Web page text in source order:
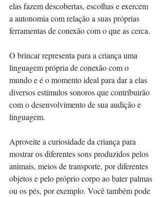
elas fazem descobertas, escolhas e exercem
a autonomia com relação a suas próprias
ferramentas de conexão com o que as cerca.
O brincar representa para a criança uma
linguagem própria de conexão com o
mundo e é o momento ideal para dar a elas
diversos estímulos sonoros que contribuirão
com o desenvolvimento de sua audição e
linguagem.
Aproveite a curiosidade da criança para
mostrar os diferentes sons produzidos pelos
animais, meios de transporte, por diferentes
objetos e pelo próprio corpo ao bater palmas
ou os pés, por exemplo. Você também pode